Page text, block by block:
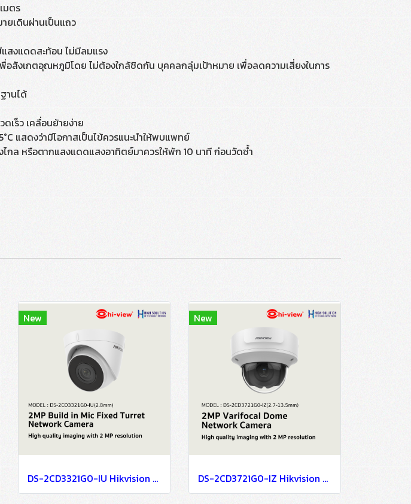
มตร
ยเดินผ่านเป็นแถว
สงแดดสะท้อน ไม่มีลมแรง
สังเกตอุณหภูมิโดย ไม่ต้องใกล้ชิดกัน บุคคลกลุ่มเป้าหมาย เพื่อลดความเสี่ยงในการ
านได้
ร็ว เคลื่อนย้ายง่าย
แสดงว่ามีโอกาสเป็นไข้ควรแนะนำให้พบแพทย์
ล หรือตากแสงแดดแสงอาทิตย์มาควรให้พัก 10 นาที ก่อนวัดซ้ำ
New
DS-2CD3321G0-IU Hikvision 2MP Build in Mic Fixed Turret Network Camera IP Camera CCTV Camera (2.8mm)
New
DS-2CD3721G0-IZ Hikvision 2MP Varifocal Dome Network Camera IP Camera CCTV Camera (2.7-13.5mm)